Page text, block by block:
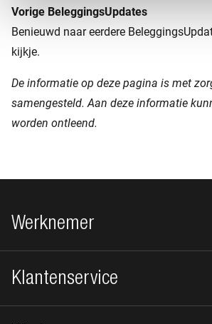
Vorige BeleggingsUpdates
Benieuwd naar eerdere
kijkje.
De informatie op deze pagina is met
samengesteld. Aan deze informatie
worden ontleend.
Footer navigatie
Werknemer
Klantenservice